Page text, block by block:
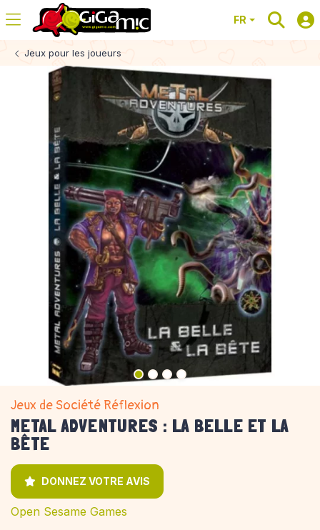
FR
Jeux pour les joueurs
Jeux de Société Réflexion
METAL ADVENTURES : LA BELLE ET LA
BÊTE
DONNEZ VOTRE AVIS
Open Sesame Games